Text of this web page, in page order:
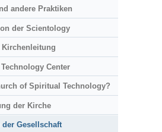
andere Praktiken
der Scientology
Center
of Spiritual Technology?
der Kirche
Gesellschaft